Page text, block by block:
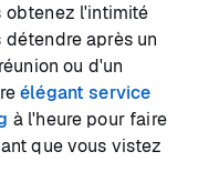
obtenez l'intimité
après un
ou d'un
élégant service
à l'heure pour faire
que vous vistez